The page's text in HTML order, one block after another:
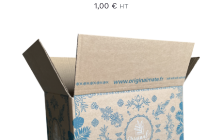
1,00 € HT
AJOUTER AU PANIER
/
DÉTAILS